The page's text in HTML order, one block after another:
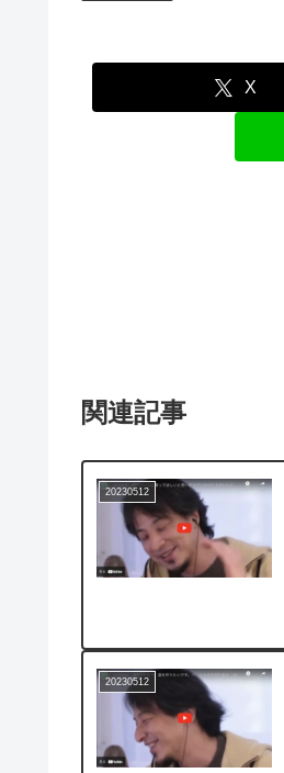
X
関連記事
20230512
20230512